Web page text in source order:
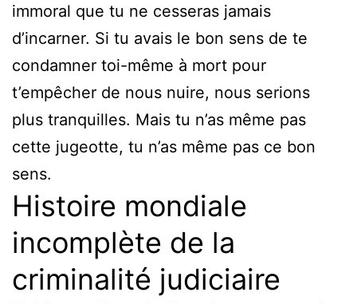
immoral que tu ne cesseras jamais
d’incarner. Si tu avais le bon sens de te
condamner toi-même à mort pour
t’empêcher de nous nuire, nous serions
plus tranquilles. Mais tu n’as même pas
cette jugeotte, tu n’as même pas ce bon
sens.
Histoire mondiale
incomplète de la
criminalité judiciaire